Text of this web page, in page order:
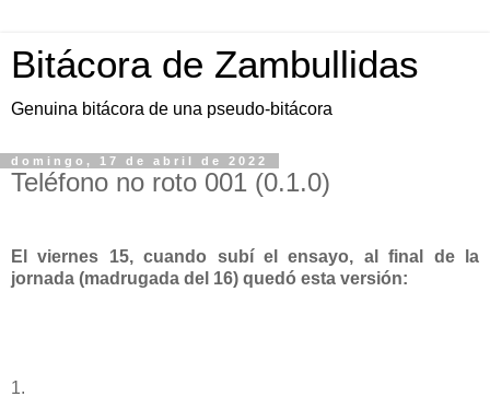
Bitácora de Zambullidas
Genuina bitácora de una pseudo-bitácora
domingo, 17 de abril de 2022
Teléfono no roto 001 (0.1.0)
El viernes 15, cuando subí el ensayo, al final de la
jornada (madrugada del 16) quedó esta versión:
1.